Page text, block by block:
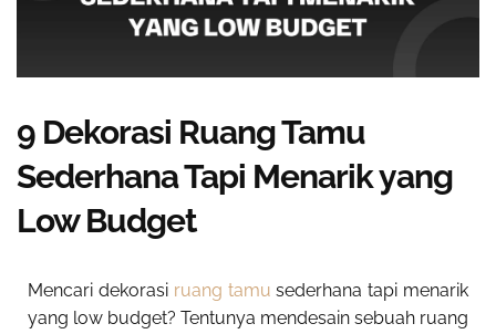
9 Dekorasi Ruang Tamu
Sederhana Tapi Menarik yang
Low Budget
Mencari dekorasiruang tamu sederhana tapi menarik
yang low budget? Tentunya mendesain sebuah ruang